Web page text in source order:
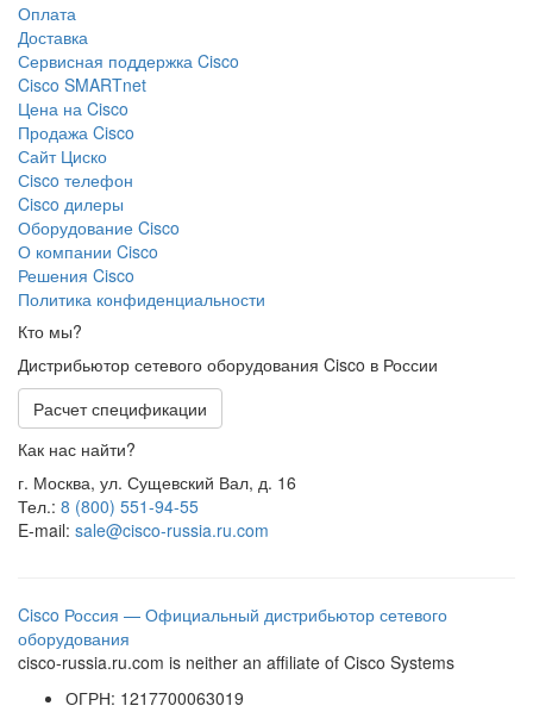
Оплата
Доставка
Сервисная поддержка Cisco
Cisco SMARTnet
Цена на Cisco
Продажа Cisco
Сайт Циско
Сisco телефон
Cisco дилеры
Оборудование Cisco
О компании Cisco
Решения Cisco
Политика конфиденциальности
Кто мы?
Дистрибьютор сетевого оборудования Cisco в России
Расчет спецификации
Как нас найти?
г. Москва, ул. Сущевский Вал, д. 16
Тел.: 8 (800) 551-94-55
E-mail: sale@cisco-russia.ru.com
Cisco Россия — Официальный дистрибьютор сетевого
оборудования
cisco-russia.ru.com is neither an affiliate of Cisco Systems
ОГРН: 1217700063019